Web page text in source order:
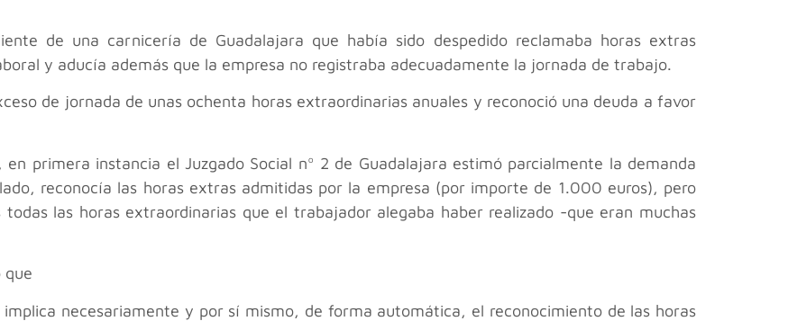
de una carnicería de Guadalajara que había sido despedido reclamaba horas extras
y aducía además que la empresa no registraba adecuadamente la jornada de trabajo.
de jornada de unas ochenta horas extraordinarias anuales y reconoció una deuda a favor
primera instancia el Juzgado Social nº 2 de Guadalajara estimó parcialmente la demanda
reconocía las horas extras admitidas por la empresa (por importe de 1.000 euros), pero
las horas extraordinarias que el trabajador alegaba haber realizado -que eran muchas
que
necesariamente y por sí mismo, de forma automática, el reconocimiento de las horas